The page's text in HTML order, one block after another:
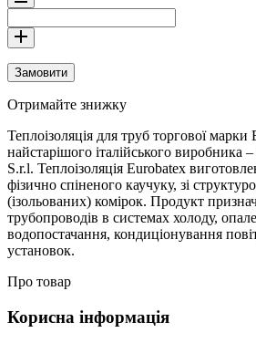
Замовити
Отримайте знижку
Теплоізоляція для труб торгової
найстарішого італійського виробника
S.r.l. Теплоізоляція Eurobatex
фізично спіненого каучуку, зі
(ізольованих) комірок. Продукт
трубопроводів в системах холоду,
водопостачання, кондиціонування
установок.
Про товар
Корисна інформація